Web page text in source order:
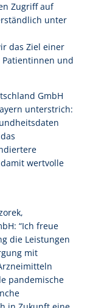
Zugriff auf
unter
das Ziel einer
und
GmbH
unterstrich:
wertvolle
“Ich freue
die Leistungen
mit
pandemische